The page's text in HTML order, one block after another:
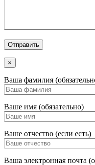
×
Ваша фамилия
Ваше имя (обязательно)
Ваше отчество (если есть)
Ваша электронная почта